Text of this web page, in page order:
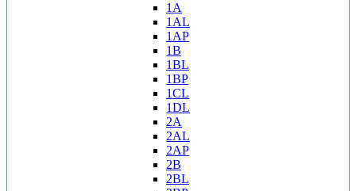
1A
1AL
1AP
1B
1BL
1BP
1CL
1DL
2A
2AL
2AP
2B
2BL